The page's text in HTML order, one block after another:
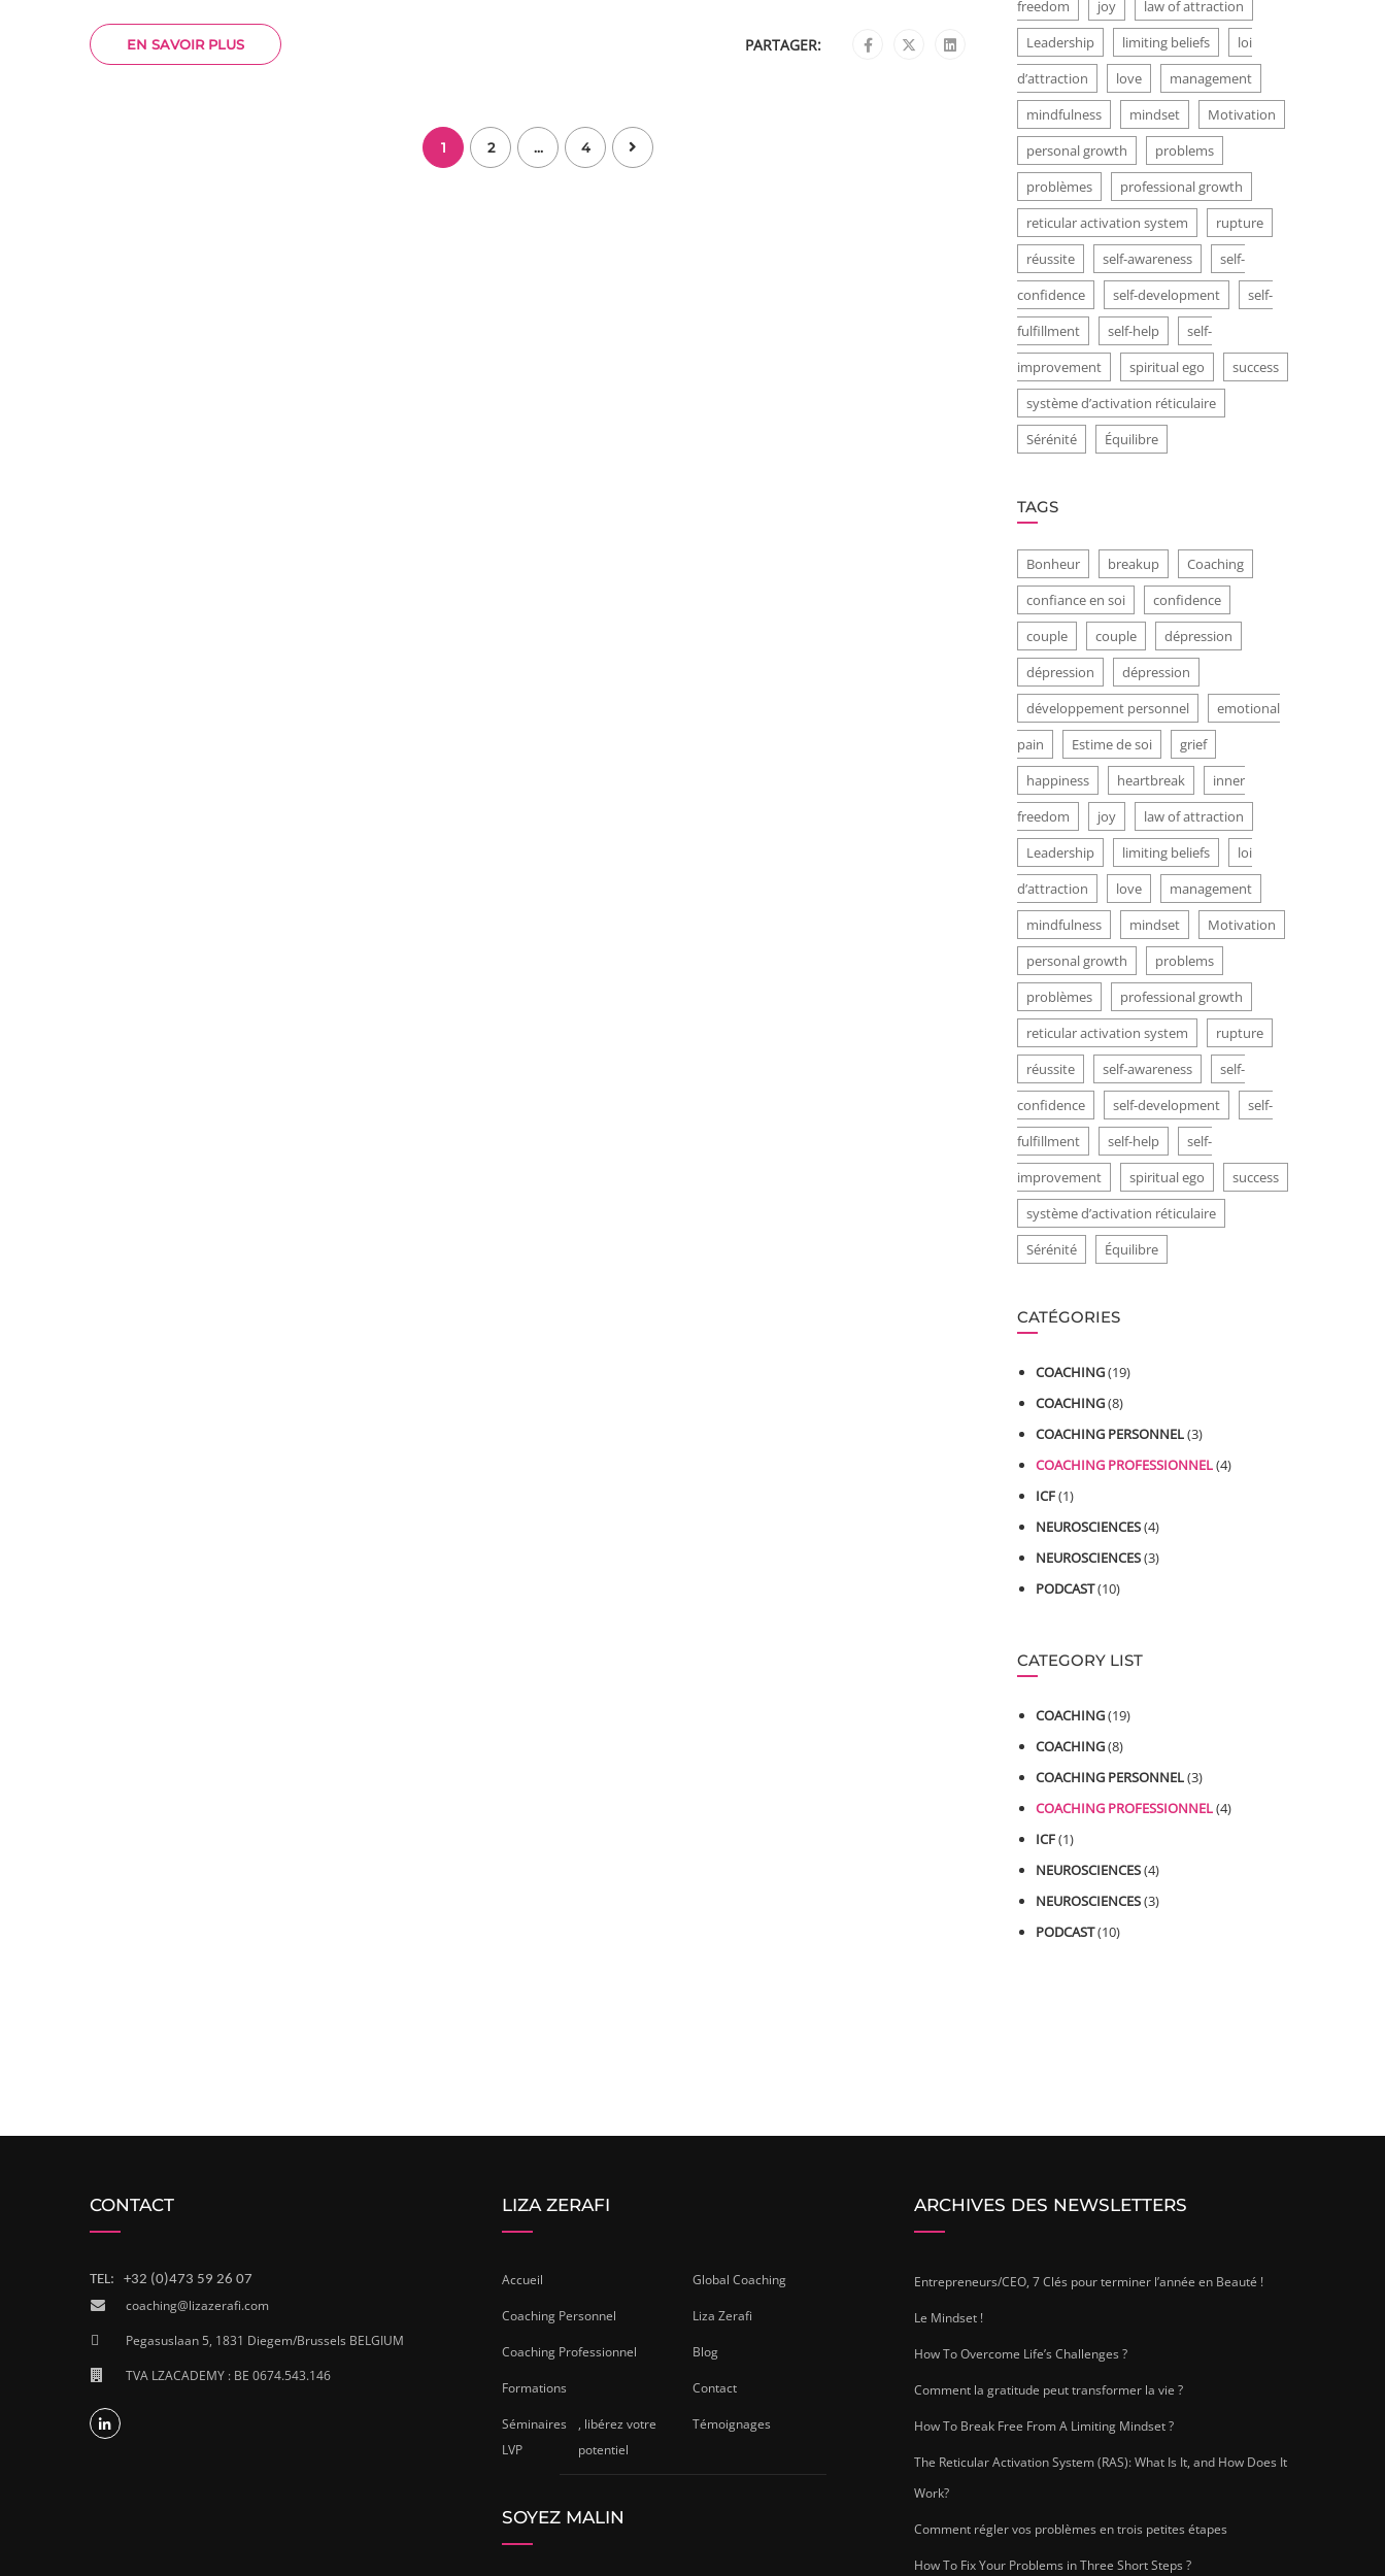
EN SAVOIR PLUS PARTAGER:
1 2 … 4
freedom
joy
law of attraction
Leadership
limiting beliefs
loi
d’attraction
love
management
mindfulness
mindset
Motivation
personal growth
problems
problèmes
professional growth
reticular activation system
rupture
réussite
self-awareness
self-
confidence
self-development
self-
fulfillment
self-help
self-
improvement
spiritual ego
success
système d’activation réticulaire
Sérénité
Équilibre
TAGS
Bonheur breakup
Coaching
confiance en soi
confidence
couple
couple
dépression
dépression
dépression
développement personnel
emotional
pain
Estime de soi
grief
happiness
heartbreak
inner
freedom
joy
law of attraction
Leadership
limiting beliefs
loi
d’attraction
love
management
mindfulness
mindset
Motivation
personal growth
problems
problèmes
professional growth
reticular activation system
rupture
réussite
self-awareness
self-
confidence
self-development
self-
fulfillment
self-help
self-
improvement
spiritual ego
success
système d’activation réticulaire
Sérénité
Équilibre
CATÉGORIES
COACHING(19)
COACHING(8)
COACHING PERSONNEL(3)
COACHING PROFESSIONNEL(4)
ICF(1)
NEUROSCIENCES(4)
NEUROSCIENCES(3)
PODCAST(10)
CATEGORY LIST
COACHING(19)
COACHING(8)
COACHING PERSONNEL(3)
COACHING PROFESSIONNEL(4)
ICF(1)
NEUROSCIENCES(4)
NEUROSCIENCES(3)
PODCAST(10)
CONTACT
TEL: +32 (0)473 59 26 07
coaching@lizazerafi.com
Pegasuslaan 5, 1831 Diegem/Brussels BELGIUM
TVA LZACADEMY : BE 0674.543.146
LIZA ZERAFI
Accueil Global Coaching
Coaching Personnel Liza Zerafi
Coaching Professionnel Blog
Formations Contact
Séminaires
LVP
, libérez votre
potentiel
Témoignages
SOYEZ MALIN
ARCHIVES DES NEWSLETTERS
Entrepreneurs/CEO, 7 Clés pour terminer l’année en Beauté !
Le Mindset !
How To Overcome Life’s Challenges ?
Comment la gratitude peut transformer la vie ?
How To Break Free From A Limiting Mindset ?
The Reticular Activation System (RAS): What Is It, and How Does It
Work?
Comment régler vos problèmes en trois petites étapes
How To Fix Your Problems in Three Short Steps ?